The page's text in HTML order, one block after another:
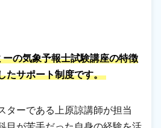
の気象予報士試験講座の特徴
たサポート制度です。
ターである上原諒講師が担当